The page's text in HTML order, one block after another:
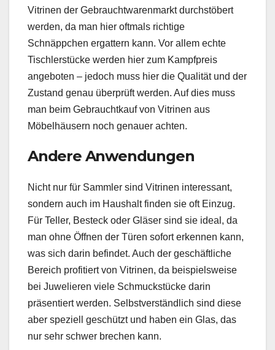
Vitrinen der Gebrauchtwarenmarkt durchstöbert
werden, da man hier oftmals richtige
Schnäppchen ergattern kann. Vor allem echte
Tischlerstücke werden hier zum Kampfpreis
angeboten – jedoch muss hier die Qualität und der
Zustand genau überprüft werden. Auf dies muss
man beim Gebrauchtkauf von Vitrinen aus
Möbelhäusern noch genauer achten.
Andere Anwendungen
Nicht nur für Sammler sind Vitrinen interessant,
sondern auch im Haushalt finden sie oft Einzug.
Für Teller, Besteck oder Gläser sind sie ideal, da
man ohne Öffnen der Türen sofort erkennen kann,
was sich darin befindet. Auch der geschäftliche
Bereich profitiert von Vitrinen, da beispielsweise
bei Juwelieren viele Schmuckstücke darin
präsentiert werden. Selbstverständlich sind diese
aber speziell geschützt und haben ein Glas, das
nur sehr schwer brechen kann.